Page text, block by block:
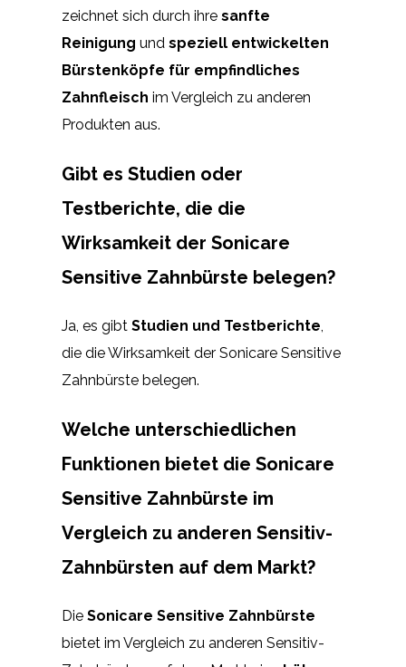
zeichnet sich durch ihre sanfte
Reinigung und speziell entwickelten
Bürstenköpfe für empfindliches
Zahnfleisch im Vergleich zu anderen
Produkten aus.
Gibt es Studien oder
Testberichte, die die
Wirksamkeit der Sonicare
Sensitive Zahnbürste belegen?
Ja, es gibt Studien und Testberichte,
die die Wirksamkeit der Sonicare Sensitive
Zahnbürste belegen.
Welche unterschiedlichen
Funktionen bietet die Sonicare
Sensitive Zahnbürste im
Vergleich zu anderen Sensitiv-
Zahnbürsten auf dem Markt?
Die Sonicare Sensitive Zahnbürste
bietet im Vergleich zu anderen Sensitiv-